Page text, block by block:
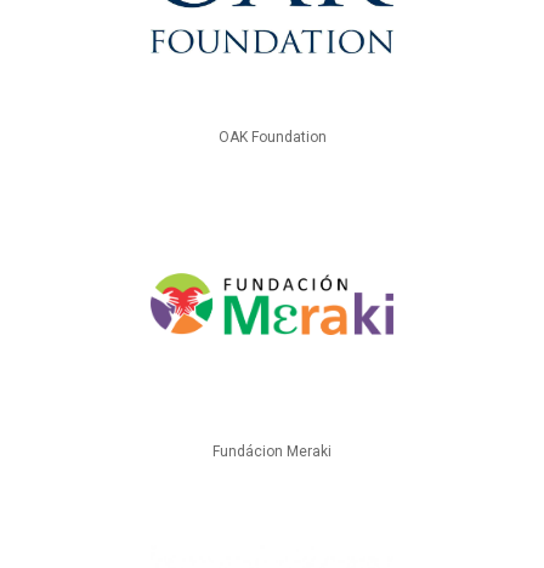
OAK Foundation
Fundácion Meraki